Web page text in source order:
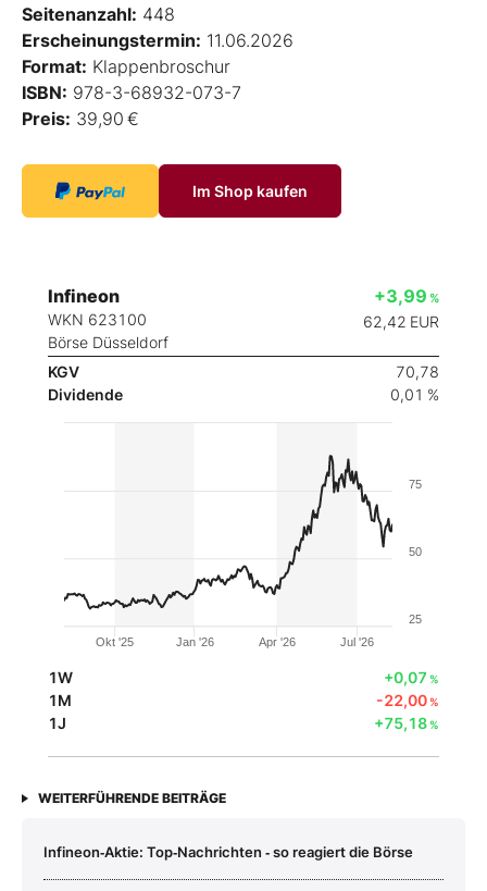
Seitenanzahl: 448
Erscheinungstermin: 11.06.2026
Format: Klappenbroschur
ISBN: 978-3-68932-073-7
Preis: 39,90 €
Im Shop kaufen
Infineon
WKN 623100
Börse Düsseldorf
+3,99 %
62,42 EUR
KGV
70,78
Dividende
0,01 %
Okt '25 Jan '26 Apr '26 Jul '26
25
50
75
1W +0,07 %
1M -22,00%
1J +75,18%
WEITERFÜHRENDE BEITRÄGE
Infineon‑Aktie: Top‑Nachrichten ‑ so reagiert die Börse